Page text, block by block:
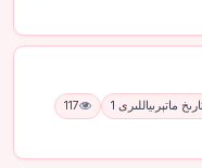
ماتېرىياللىرى 1
117